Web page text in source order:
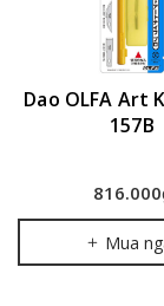
Dao OLFA Art
157B
Mua